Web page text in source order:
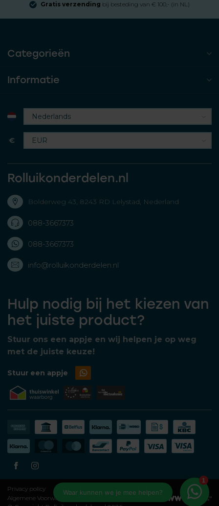
Gratis verzending bij besteding van € 100,- (in NL)
Categorieën
Informatie
€
Rolluikonderdelen.nl
Bolderweg 43, 8243 RD Lelystad, Nederland
088-3667373
088-3667373
info@rolluikonderdelen.nl
Hulp nodig bij het kiezen van
het juiste product?
Stuur ons een appje en wij helpen je op weg
met de juiste keuze!
Stuur een appje
Privacy policy
Algemene Voorwaarden